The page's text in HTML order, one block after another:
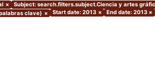
× Subject: search.filters.subject.Ciencia y artes
clave) × Start date: 2013 × End date: 2013 ×